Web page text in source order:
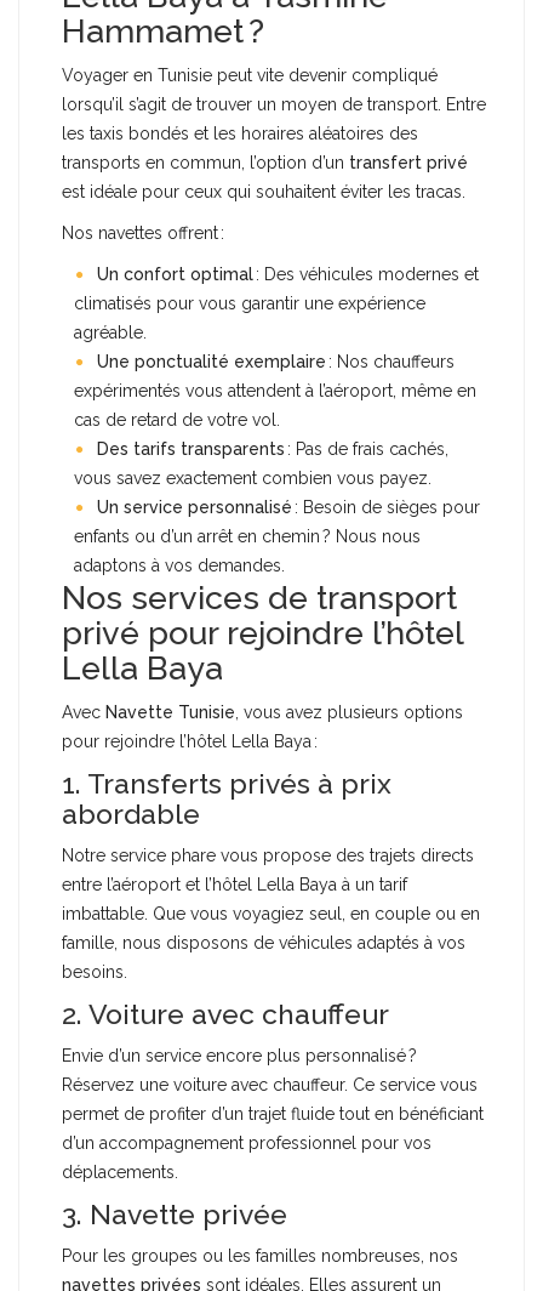
Hammamet ?
Voyager en Tunisie peut vite devenir compliqué
lorsqu’il s’agit de trouver un moyen de transport. Entre
les taxis bondés et les horaires aléatoires des
transports en commun, l’option d’un transfert privé
est idéale pour ceux qui souhaitent éviter les tracas.
Nos navettes offrent :
Un confort optimal: Des véhicules modernes et
climatisés pour vous garantir une expérience
agréable.
Une ponctualité exemplaire : Nos chauffeurs
expérimentés vous attendent à l’aéroport, même en
cas de retard de votre vol.
Des tarifs transparents : Pas de frais cachés,
vous savez exactement combien vous payez.
Un service personnalisé : Besoin de sièges pour
enfants ou d’un arrêt en chemin ? Nous nous
adaptons à vos demandes.
Nos services de transport
privé pour rejoindre l’hôtel
Lella Baya
Avec Navette Tunisie , vous avez plusieurs options
pour rejoindre l’hôtel Lella Baya :
1. Transferts privés à prix
abordable
Notre service phare vous propose des trajets directs
entre l’aéroport et l’hôtel Lella Baya à un tarif
imbattable. Que vous voyagiez seul, en couple ou en
famille, nous disposons de véhicules adaptés à vos
besoins.
2. Voiture avec chauffeur
Envie d’un service encore plus personnalisé ?
Réservez une voiture avec chauffeur. Ce service vous
permet de profiter d’un trajet fluide tout en bénéficiant
d’un accompagnement professionnel pour vos
déplacements.
3. Navette privée
Pour les groupes ou les familles nombreuses, nos
navettes privées sont idéales. Elles assurent un